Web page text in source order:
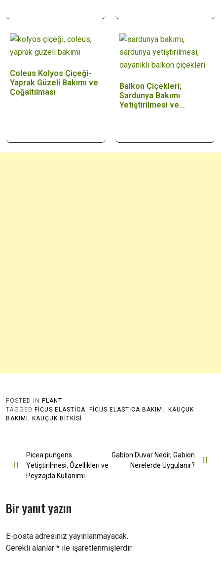
Coleus Kolyos Çiçeği-
Yaprak Güzeli Bakımı ve
Çoğaltılması
Balkon Çiçekleri;
Sardunya Bakımı
Yetiştirilmesi ve…
POSTED IN PLANT
TAGGED FICUS ELASTICA FICUS ELASTICA BAKIMI
KAUÇUK
BAKIMI
KAUÇUK BITKISI
Yazı
gezinmesi
Picea pungens
Yetiştirilmesi, Özellikleri ve
Peyzajda Kullanımı
Gabion Duvar Nedir, Gabion
Nerelerde Uygulanır?
Bir yanıt yazın
E-posta adresiniz yayınlanmayacak.
Gerekli alanlar * ile işaretlenmişlerdir